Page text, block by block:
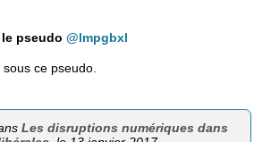
pseudo @lmpgbxl
ce pseudo.
Les disruptions numériques dans